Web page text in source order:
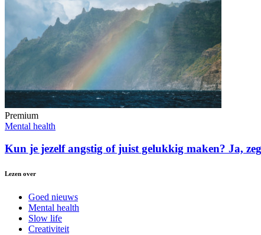
Premium
Mental health
Kun je jezelf angstig of juist gelukkig maken? Ja,
Lezen over
Goed nieuws
Mental health
Slow life
Creativiteit